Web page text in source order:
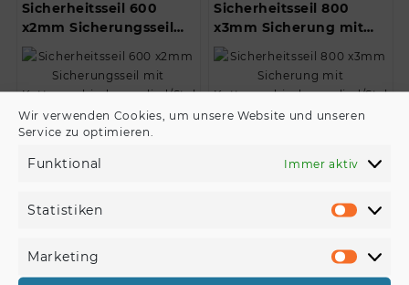
Wir verwenden Cookies, um unsere Website und unseren
Service zu optimieren.
Funktional Immer aktiv
Statistiken
Marketing
Sicherheitsseil 600
x2mm Sicherungsseil
mit
Kettenverbindungsglied/Stahlseil/
Sicherheitsseil 800
x3mm Sicherung mit
Kettenverbindungsglied/